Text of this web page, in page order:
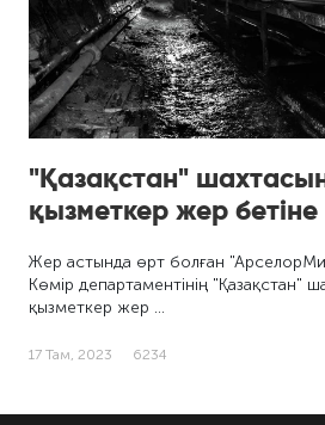
"Қазақстан"
қызметкер жер бетіне
Жер астында өрт болған
Көмір департаментінің "Қазақстан"
қызметкер жер …
17 Там, 2023 6234